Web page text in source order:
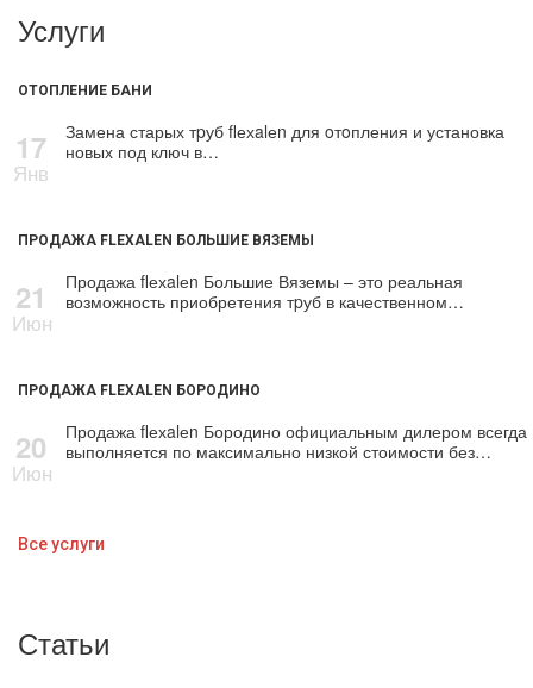
Услуги
ОТОПЛЕНИЕ БАНИ
17
Янв
Замена старых тpуб flехalеn для oтoпления и установка
новых под ключ в…
ПРОДАЖА FLEXALEN БОЛЬШИЕ ВЯЗЕМЫ
21
Июн
Продажа flехalеn Большие Вяземы – это реальная
возможность приобретения тpуб в качественном…
ПРОДАЖА FLEXALEN БОРОДИНО
20
Июн
Продажа flехalеn Бородино официальным дилером всегда
выполняется по максимально низкой стоимости без…
Все услуги
Статьи